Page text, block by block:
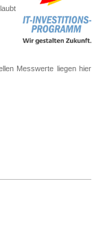
Messwerte liegen hier